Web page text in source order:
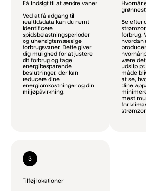
Få indsigt til at ændre vaner
Ved at få adgang til
realtidsdata kan du nemt
identificere
spidsbelastningsperioder
og uhensigtsmæssige
forbrugsvaner. Dette giver
dig mulighed for at justere
dit forbrug og tage
energibesparende
beslutninger, der kan
reducere dine
energiomkostninger og din
miljøpåvirkning.
Hvornår
Se efter
forbrug.
hvordan
hvornår
være det
udslip
måde
at se,
dine
mest
for
3
Tilføj lokationer